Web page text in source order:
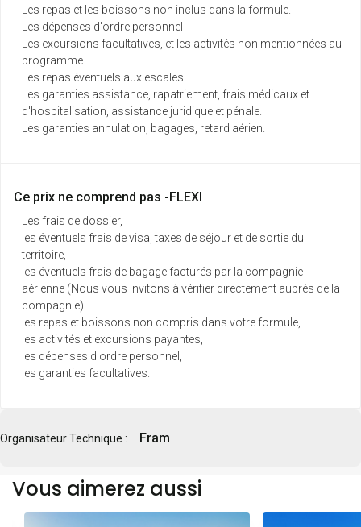
Les repas et les boissons non inclus dans la formule.
Les dépenses d'ordre personnel
Les excursions facultatives, et les activités non mentionnées au
programme.
Les repas éventuels aux escales.
Les garanties assistance, rapatriement, frais médicaux et
d'hospitalisation, assistance juridique et pénale.
Les garanties annulation, bagages, retard aérien.
Ce prix ne comprend pas -FLEXI
Les frais de dossier,
les éventuels frais de visa, taxes de séjour et de sortie du
territoire,
les éventuels frais de bagage facturés par la compagnie
aérienne (Nous vous invitons à vérifier directement auprès de la
compagnie)
les repas et boissons non compris dans votre formule,
les activités et excursions payantes,
les dépenses d'ordre personnel,
les garanties facultatives.
Organisateur Technique : Fram
Vous aimerez aussi